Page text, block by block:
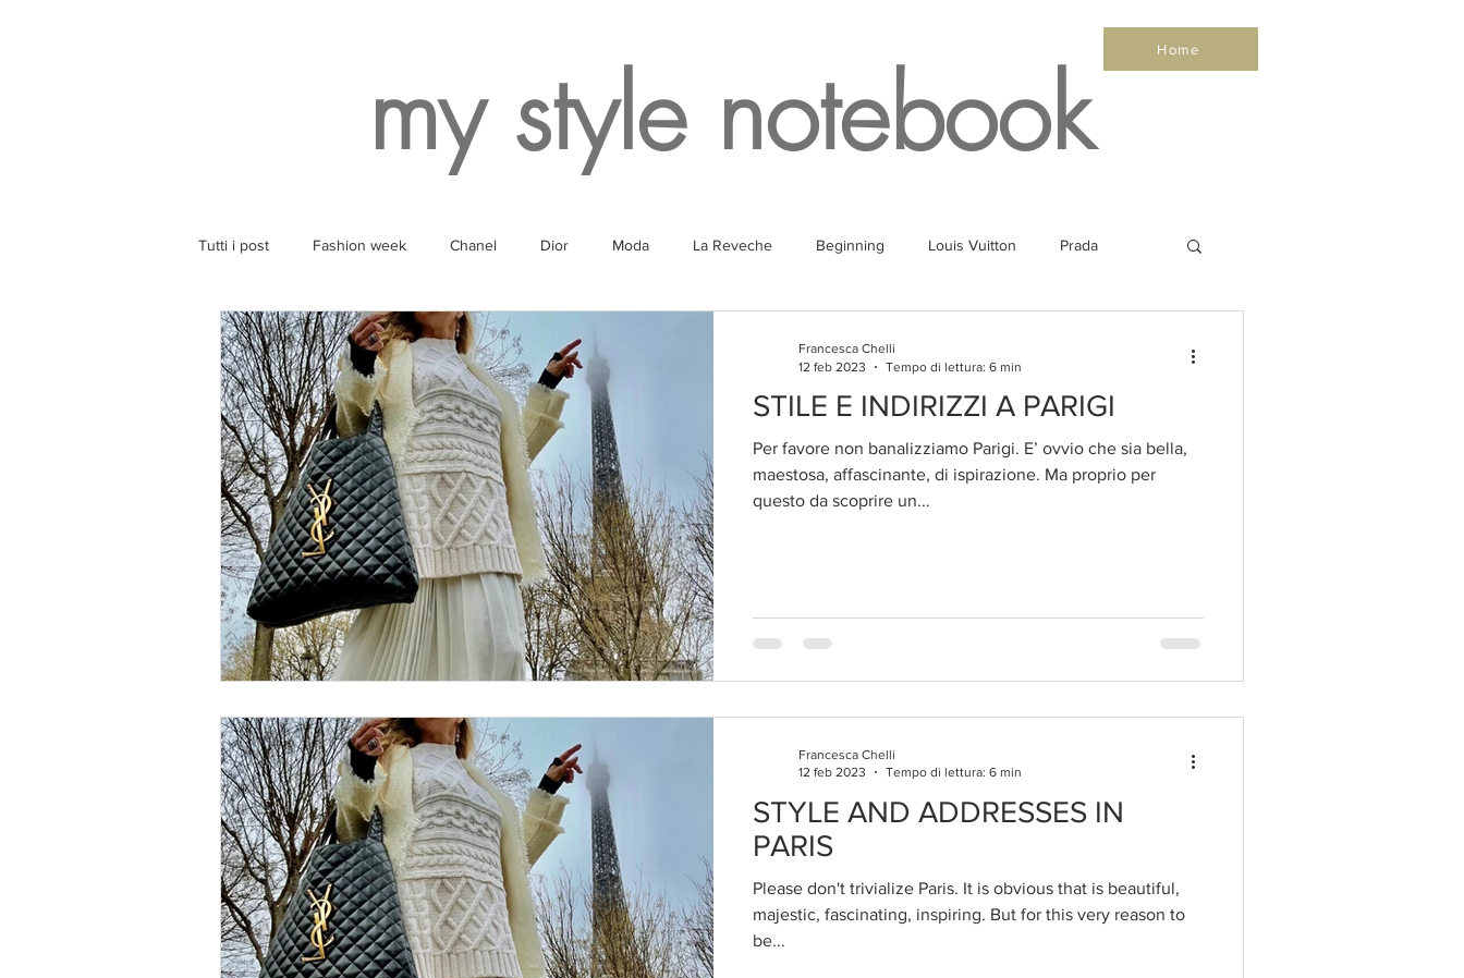
my style notebook Home
Tutti i post Fashion week Chanel Dior Moda La Reveche Beginning Louis Vuitton Prada
Style Balenciaga Wearing
Ruinart Yoga SPA Lake Fendi Paris Parking Milan Salone Nautico
Nature Golf
STILE E INDIRIZZI A PARIGI
Per favore non banalizziamo Parigi. E’ ovvio che sia bella,
maestosa, affascinante, di ispirazione. Ma proprio per
questo da scoprire un...
Francesca Chelli
12 feb 2023
Tempo di lettura: 6 min
STYLE AND ADDRESSES IN
PARIS
Please don't trivialize Paris. It is obvious that is beautiful,
majestic, fascinating, inspiring. But for this very reason to
be...
Francesca Chelli
12 feb 2023
Tempo di lettura: 6 min